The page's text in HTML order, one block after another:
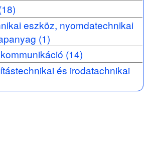
eszköz, nyomdatechnikai
(1)
(14)
és irodatachnikai